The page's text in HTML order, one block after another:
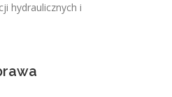
hydraulicznych i